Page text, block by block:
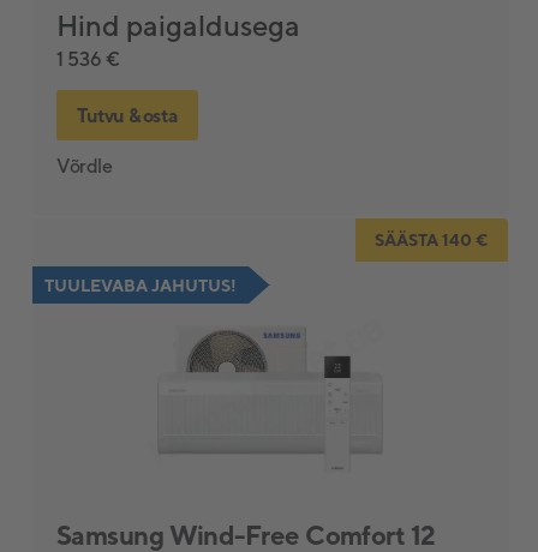
Hind paigaldusega
1 536 €
Tutvu & osta
Võrdle
SÄÄSTA 140 €
TUULEVABA JAHUTUS!
Samsung Wind-Free Comfort 12